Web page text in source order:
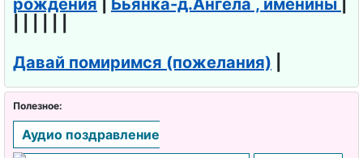
рождения
Бьянка-д.Ангела , именины
Давай помиримся (пожелания)
Полезное:
Аудио поздравление